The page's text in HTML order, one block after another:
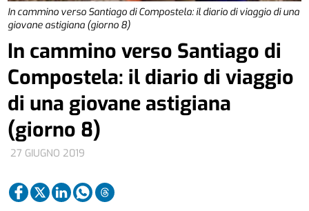
In cammino verso Santiago di Compostela: il diario di viaggio di una
giovane astigiana (giorno 8)
27 GIUGNO 2019
In cammino verso Santiago di
Compostela: il diario di viaggio
di una giovane astigiana
(giorno 8)